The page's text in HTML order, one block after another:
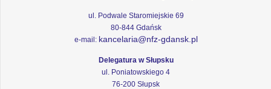
ul. Podwale Staromiejskie 69
80-844 Gdańsk
e-mail: kancelaria@nfz-gdansk.pl
Delegatura w Słupsku
ul. Poniatowskiego 4
76-200 Słupsk